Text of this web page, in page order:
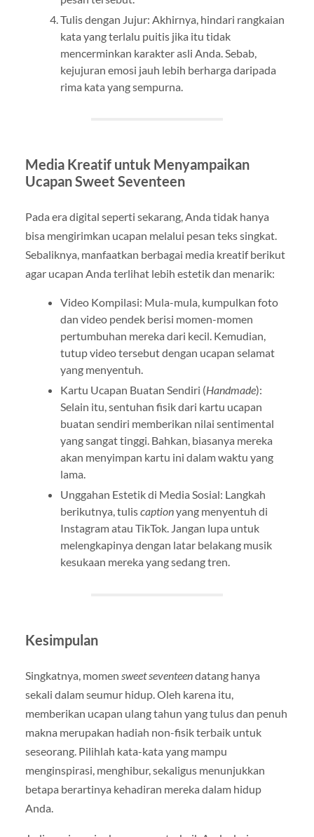
Tulis dengan Jujur: Akhirnya, hindari rangkaian
kata yang terlalu puitis jika itu tidak
mencerminkan karakter asli Anda. Sebab,
kejujuran emosi jauh lebih berharga daripada
rima kata yang sempurna.
Media Kreatif untuk Menyampaikan
Ucapan Sweet Seventeen
Pada era digital seperti sekarang, Anda tidak hanya
bisa mengirimkan ucapan melalui pesan teks singkat.
Sebaliknya, manfaatkan berbagai media kreatif berikut
agar ucapan Anda terlihat lebih estetik dan menarik:
Video Kompilasi: Mula-mula, kumpulkan foto
dan video pendek berisi momen-momen
pertumbuhan mereka dari kecil. Kemudian,
tutup video tersebut dengan ucapan selamat
yang menyentuh.
Kartu Ucapan Buatan Sendiri (Handmade):
Selain itu, sentuhan fisik dari kartu ucapan
buatan sendiri memberikan nilai sentimental
yang sangat tinggi. Bahkan, biasanya mereka
akan menyimpan kartu ini dalam waktu yang
lama.
Unggahan Estetik di Media Sosial: Langkah
berikutnya, tuliscaptionyang menyentuh di
Instagram atau TikTok. Jangan lupa untuk
melengkapinya dengan latar belakang musik
kesukaan mereka yang sedang tren.
Kesimpulan
Singkatnya, momen sweet seventeendatang hanya
sekali dalam seumur hidup. Oleh karena itu,
memberikan ucapan ulang tahun yang tulus dan penuh
makna merupakan hadiah non-fisik terbaik untuk
seseorang. Pilihlah kata-kata yang mampu
menginspirasi, menghibur, sekaligus menunjukkan
betapa berartinya kehadiran mereka dalam hidup
Anda.